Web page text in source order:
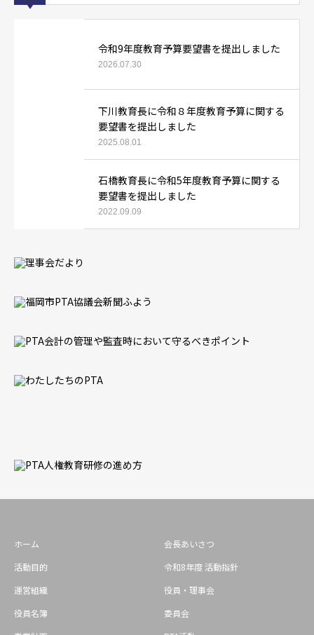
令和9年度教育予算要望書を提出しました
2026.07.30
下川教育長に令和８年度教育予算に関する
要望書を提出しました
2025.08.01
石橋教育長に令和5年度教育予算に関する
要望書を提出しました
2022.09.09
ホーム
会長あいさつ
活動目的
令和8年度 活動指針
運営組織
役員・理事会
役員名簿
委員会